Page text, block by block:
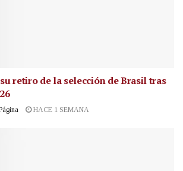
retiro de la selección de Brasil tras
HACE 1 SEMANA